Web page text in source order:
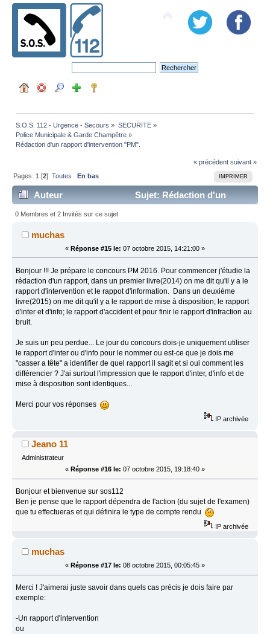
S.O.S. 112 - Urgence - Secours » SECURITE»
Police Municipale & Garde Champêtre »
Rédaction d'un rapport d'intervention "PM".
« précédent suivant »
IMPRIMER
Pages: 1 [2]Toutes En bas
Auteur
Sujet: Rédaction d'un
rapport d'intervention "PM". (Lu 130231 fois)
0 Membres et 2 Invités sur ce sujet
muchas
« Réponse #15 le: 07 octobre 2015, 14:21:00 »
Bonjour !!! Je prépare le concours PM 2016. Pour commencer j'étudie la
rédaction d'un rapport, dans un premier livre(2014) on me dit qu'il y a le
rapport d'intervention et le rappot d'information. Dans un deuxième
livre(2015) on me dit qu'il y a le rapport de mise à disposition; le rapport
d'inter et d'info; le rapport d'accident et pour finir le rapport d'infraction au
bruit.
Je suis un peu perdue... Le jour du concours dois-je uniquement utiliser
le rapport d'inter ou d'info pour le nommer ou est-ce que je dois me
"casser a tête" a identifier de quel rapport il sagit et si oui comment les
différencier ? J'ai surtout l'impression que le rapport d'inter, d'info et de
mise à disposition sont identiques...
Merci pour vos réponses
IP archivée
Jeano 11
Administrateur
« Réponse #16 le: 07 octobre 2015, 19:18:40 »
Bonjour et bienvenue sur sos112
Ben je pense que le rapport dépendra de l'action (du sujet de l'examen)
que tu effectueras et qui définira le type de compte rendu
IP archivée
muchas
« Réponse #17 le: 08 octobre 2015, 00:05:45 »
Merci ! J'aimerai juste savoir dans quels cas précis je dois faire par
exemple:
-Un rapport d'intervention
ou